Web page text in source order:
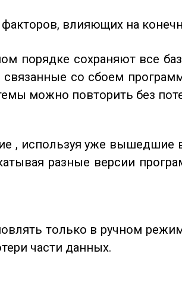
влияющих на
порядке сохраняют все
со сбоем
можно повторить без
, используя уже
разные версии
только в ручном
части данных.